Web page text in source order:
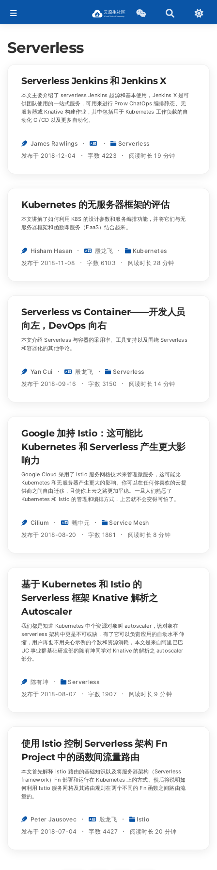
Serverless
Serverless Jenkins 和 Jenkins X
本文主要介绍了 serverless Jenkins 起源和基本使用，Jenkins X 是可
供团队使用的一站式服务，可用来进行 Prow ChatOps 编排静态、无
服务器或 Knative 构建作业，其中包括用于 Kubernetes 工作负载的自
动化 CI/CD 以及更多自动化。
James Rawlings
Serverless
发布于 2018-12-04
字数 4223 阅读时长 19 分钟
Kubernetes 的无服务器框架的评估
本文讲解了如何利用 K8S 的设计参数和服务编排功能，并将它们与无
服务器框架和函数即服务（FaaS）结合起来。
Hisham Hasan 殷龙飞
Kubernetes
发布于 2018-11-08
字数 6103 阅读时长 28 分钟
Serverless vs Container——开发人员
向左，DevOps 向右
本文介绍 Serverless 与容器的采用率、工具支持以及围绕 Serverless
和容器化的其他争论。
Yan Cui 殷龙飞
Serverless
发布于 2018-09-16
字数 3150 阅读时长 14 分钟
Google 加持 Istio：这可能比
Kubernetes 和 Serverless 产生更大影
响力
Google Cloud 采用了 Istio 服务网格技术来管理微服务，这可能比
Kubernetes 和无服务器产生更大的影响。你可以在任何你喜欢的云提
供商之间自由迁移，且使你上云之路更加平稳。一旦人们熟悉了
Kubernetes 和 Istio 的管理和编排方式，上云就不会变得可怕了。
Cilium 甄中元
Service Mesh
发布于 2018-08-20
字数 1861 阅读时长 8 分钟
基于 Kubernetes 和 Istio 的
Serverless 框架 Knative 解析之
Autoscaler
我们都是知道 Kubernetes 中个资源对象叫 autoscaler，该对象在
serverless 架构中更是不可或缺，有了它可以负责应用的自动水平伸
缩，用户再也不用关心示例的个数和资源消耗，本文是来自阿里巴巴
UC 事业群基础研发部的陈有坤同学对 Knative 的解析之 autoscaler
部分。
陈有坤
Serverless
发布于 2018-08-07
字数 1907 阅读时长 9 分钟
使用 Istio 控制 Serverless 架构 Fn
Project 中的函数间流量路由
本文首先解释 Istio 路由的基础知识以及将服务器架构（Serverless
framework）Fn 部署和运行在 Kubernetes 上的方式。然后将说明如
何利用 Istio 服务网格及其路由规则在两个不同的 Fn 函数之间路由流
量的。
Peter Jausovec 殷龙飞
Istio
发布于 2018-07-04
字数 4427 阅读时长 20 分钟